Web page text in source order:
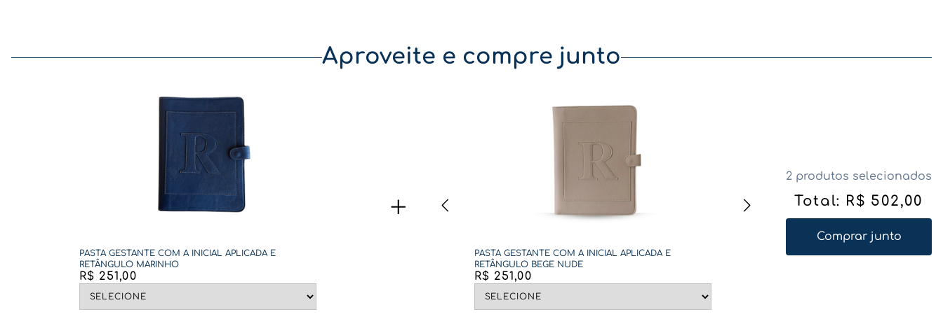
Aproveite e compre junto
PASTA GESTANTE COM A INICIAL APLICADA E
RETÂNGULO MARINHO
R$ 251,00
PASTA GESTANTE COM A INICIAL APLICADA E
RETÂNGULO BEGE NUDE
R$ 251,00
2 produtos selecionados
Total: R$ 502,00
Comprar junto